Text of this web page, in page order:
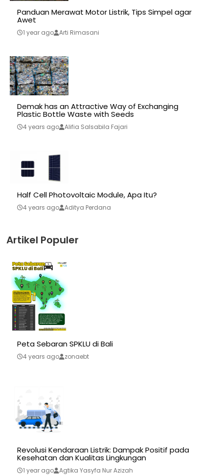
Panduan Merawat Motor Listrik, Tips Simpel agar
Awet
1 year ago Arti Rimasani
Demak has an Attractive Way of Exchanging
Plastic Bottle Waste with Seeds
4 years ago Alifia Salsabila Fajari
Half Cell Photovoltaic Module, Apa Itu?
4 years ago Aditya Perdana
Artikel Populer
Peta Sebaran SPKLU di Bali
4 years ago zonaebt
Revolusi Kendaraan Listrik: Dampak Positif pada
Kesehatan dan Kualitas Lingkungan
1 year ago Agtika Yasyfa Nur Azizah